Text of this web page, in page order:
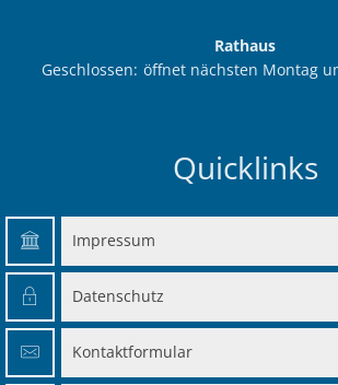
Rathaus
Klicken, um weitere Öffnungs- oder
Geschlossen: öffnet nächsten Montag
Quicklinks
Impressum
Datenschutz
Kontaktformular